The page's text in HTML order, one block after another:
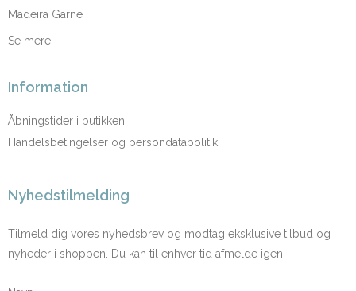
Madeira Garne
Se mere
Information
Åbningstider i butikken
Handelsbetingelser og persondatapolitik
Nyhedstilmelding
Tilmeld dig vores nyhedsbrev og modtag eksklusive tilbud og
nyheder i shoppen. Du kan til enhver tid afmelde igen.